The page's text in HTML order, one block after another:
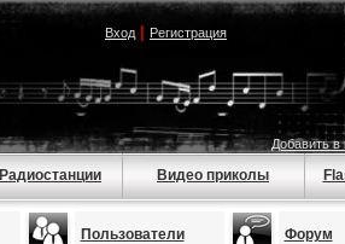
Вход| Регистрация
Добавить в
Радиостанции Видео приколы
Пользователи Форум